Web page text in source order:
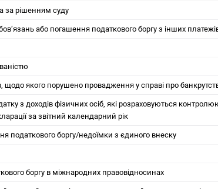
за рішенням суду
або погашення податкового боргу з інших
якого порушено провадження у справі про
з доходів фізичних осіб, які розраховуються
за звітний календарний рік
податкового боргу/недоїмки з єдиного внеску
боргу в міжнародних правовідносинах